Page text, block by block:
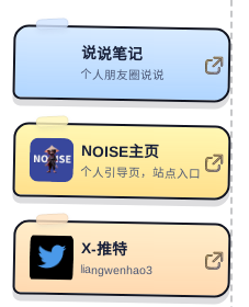
侯暄楠
杨光弘哲
Vincentz
Olivia Marsh
Lazer Boomerang
luobi-ai-writing：落笔
的 AI 小说创作 IDE，支持
查与人工审核发布。
https://gpt-
时更新的 GPT-Image2 提示
供案例浏览、Prompt 复制、在线测试、模板
交流。
说说笔记
个人朋友圈说说
NOISE主页
个人引导页，站点入口
X-推特
liangwenhao3